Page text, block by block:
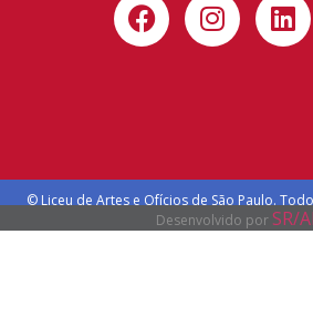
© Liceu de Artes e Ofícios de São Paulo.
Desenvolvido por SR/